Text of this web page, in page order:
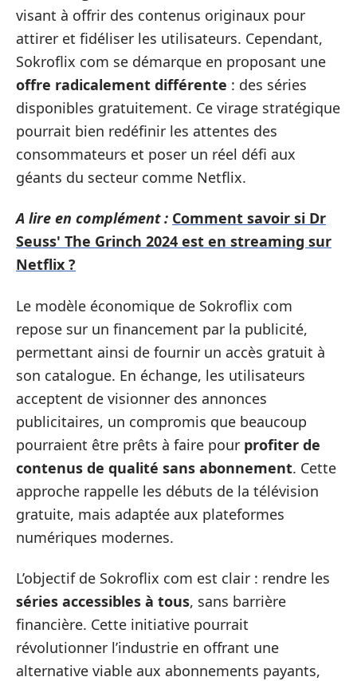
visant à offrir des contenus originaux pour
attirer et fidéliser les utilisateurs. Cependant,
Sokroflix com se démarque en proposant une
offre radicalement différente : des séries
disponibles gratuitement. Ce virage stratégique
pourrait bien redéfinir les attentes des
consommateurs et poser un réel défi aux
géants du secteur comme Netflix.
A lire en complément : Comment savoir si Dr
Seuss' The Grinch 2024 est en streaming sur
Netflix ?
Le modèle économique de Sokroflix com
repose sur un financement par la publicité,
permettant ainsi de fournir un accès gratuit à
son catalogue. En échange, les utilisateurs
acceptent de visionner des annonces
publicitaires, un compromis que beaucoup
pourraient être prêts à faire pour profiter de
contenus de qualité sans abonnement. Cette
approche rappelle les débuts de la télévision
gratuite, mais adaptée aux plateformes
numériques modernes.
L’objectif de Sokroflix com est clair : rendre les
séries accessibles à tous, sans barrière
financière. Cette initiative pourrait
révolutionner l’industrie en offrant une
alternative viable aux abonnements payants,